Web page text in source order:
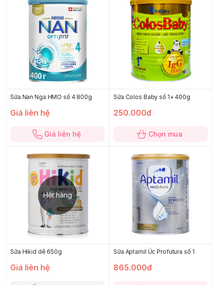
Sữa Nan Nga HMO số 4 800g
Giá liên hệ
Giá liên hệ
Sữa Colos Baby số 1+ 400g
250.000đ
Chọn mua
Hết hàng
Sữa Hikid dê 650g
Giá liên hệ
Sữa Aptamil Úc Profutura số 1
865.000đ